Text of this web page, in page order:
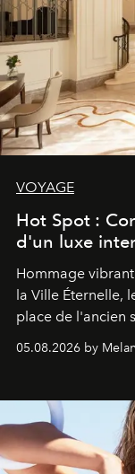
VOYAGE
Hot Spot :
d'un luxe
Hommage
la Ville Éternelle,
place de l'ancien
de vivre Romain
05.08.2026 by